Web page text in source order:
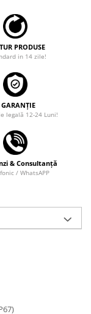
PRODUSE
in 14 zile!
GARANȚIE
legală 12-24 Luni!
& Consultanță
/ WhatsAPP